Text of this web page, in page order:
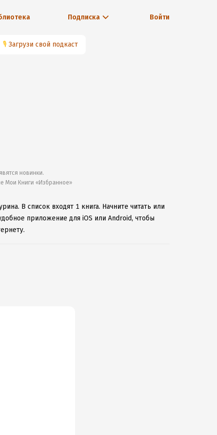
Подписка Войти
🎙 Загрузи свой подкаст
новинки.
Мои Книги «Избранное»
В список входят 1 книга. Начните читать или
приложение для iOS или Android, чтобы